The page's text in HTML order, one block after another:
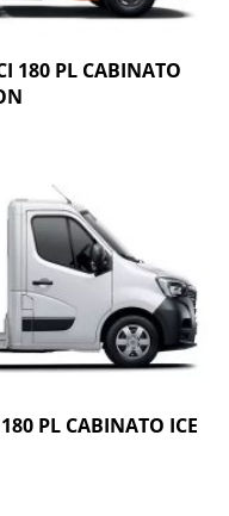
180 PL CABINATO
PL CABINATO ICE